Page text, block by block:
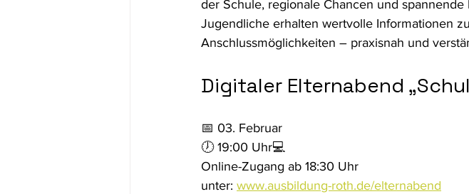
der Schule, regionale Chancen und
Jugendliche erhalten wertvolle Informationen
Anschlussmöglichkeiten – praxisnah und
Digitaler Elternabend
📅 03. Februar
🕖 19:00 Uhr💻
Online-Zugang ab 18:30 Uhr
unter: www.ausbildung-roth.de/elternabend